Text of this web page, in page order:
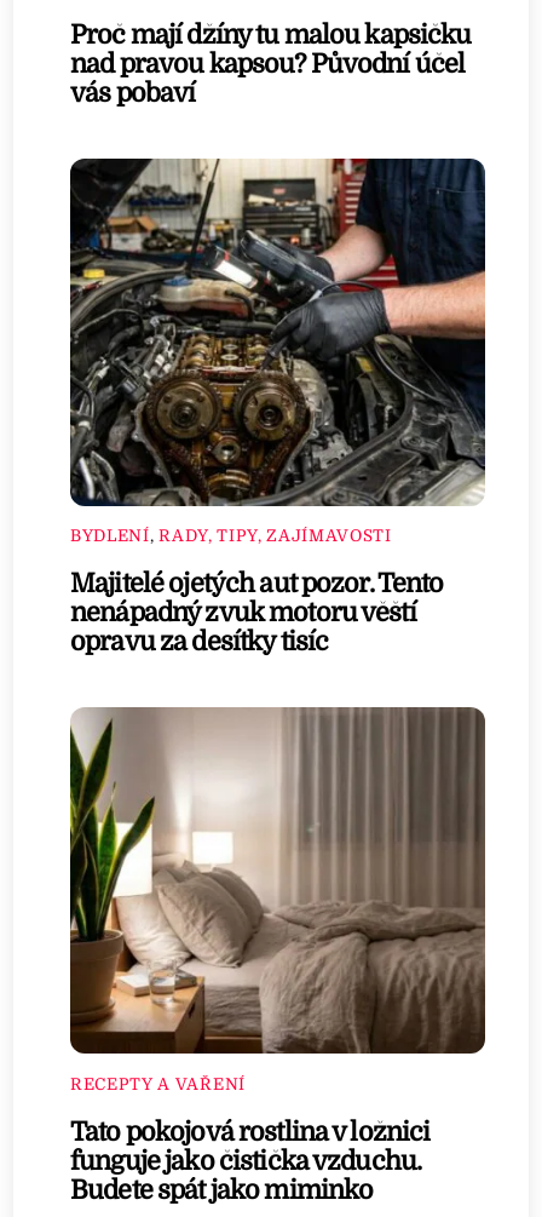
Proč mají džíny tu malou kapsičku
nad pravou kapsou? Původní účel
vás pobaví
BYDLENÍ,RADY, TIPY, ZAJÍMAVOSTI
Majitelé ojetých aut pozor. Tento
nenápadný zvuk motoru věští
opravu za desítky tisíc
RECEPTY A VAŘENÍ
Tato pokojová rostlina v ložnici
funguje jako čistička vzduchu.
Budete spát jako miminko